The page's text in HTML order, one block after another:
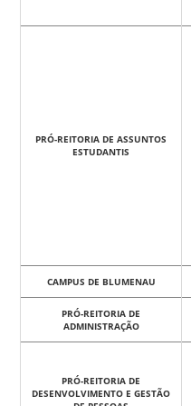
PRÓ-REITORIA DE ASSUNTOS
ESTUDANTIS
CAMPUS DE BLUMENAU
PRÓ-REITORIA DE
ADMINISTRAÇÃO
PRÓ-REITORIA DE
DESENVOLVIMENTO E GESTÃO